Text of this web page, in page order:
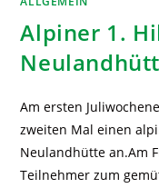
Alpiner 1.
Am ersten
zweiten Mal einen
Neulandhütte an.Am
Teilnehmer zum